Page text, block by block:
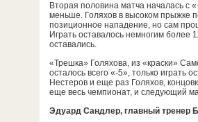
Вторая половина матча началась с
меньше. Голяхов в высоком прыжке
позиционное нападение, но сам
Играть оставалось немногим
оставались.
«Трешка» Голяхова, из «краски»
осталось всего «-5», только играть
Нестеров и еще раз Голяхов,
еще весь чемпионат, и следующий
Эдуард Сандлер, главный тренер